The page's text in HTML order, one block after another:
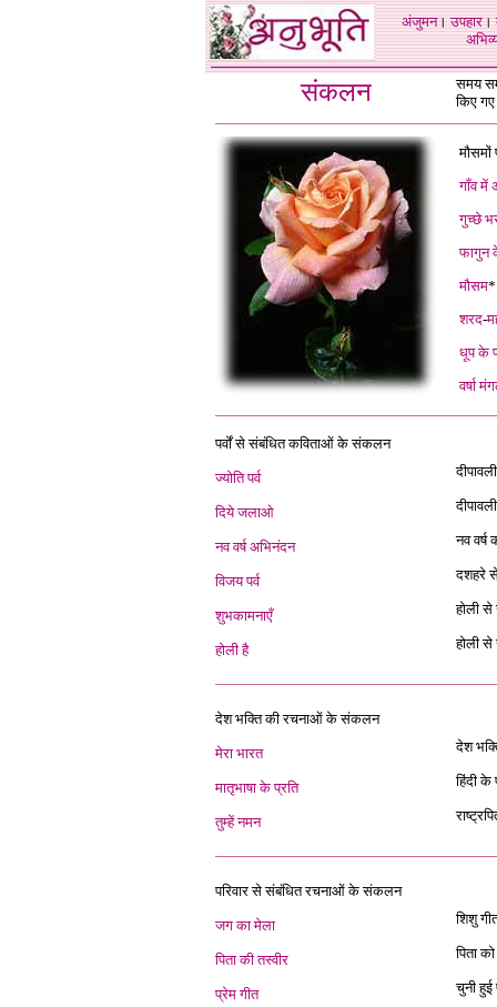
अंजुमन।उपहार।
संकलन
समय
किए
गाँव में
गुच्छे
फागुन
मौसम*
शरद-
धूप के
वर्षा
पर्वों से संबंधित कविताओं के संकलन
ज्योति पर्व
दिये जलाओ
नव वर्ष अभिनंदन नव
विजय पर्व दशहरे
शुभकामनाएँ होली
होली है होली
देश भक्ति की रचनाओं के संकलन
मेरा भारत देश
मातृभाषा के प्रति हिंदी
तुम्हें नमन
परिवार से संबंधित रचनाओं के संकलन
जग का मेला शिशु
पिता की तस्वीर पिता
प्रेम गीत चुनी